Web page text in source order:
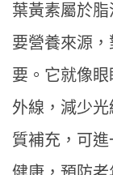
葉黃素屬於
要營養來源
要。它就像
外線，減少
質補充，可